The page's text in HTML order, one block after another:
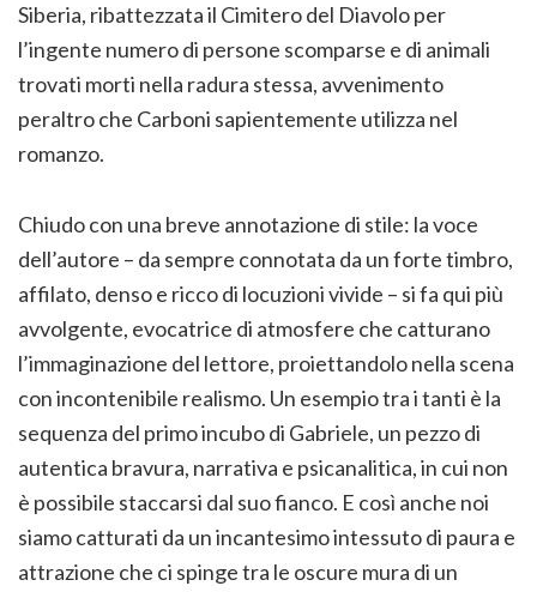
Siberia, ribattezzata il Cimitero del Diavolo per
l’ingente numero di persone scomparse e di animali
trovati morti nella radura stessa, avvenimento
peraltro che Carboni sapientemente utilizza nel
romanzo.
Chiudo con una breve annotazione di stile: la voce
dell’autore – da sempre connotata da un forte timbro,
affilato, denso e ricco di locuzioni vivide – si fa qui più
avvolgente, evocatrice di atmosfere che catturano
l’immaginazione del lettore, proiettandolo nella scena
con incontenibile realismo. Un esempio tra i tanti è la
sequenza del primo incubo di Gabriele, un pezzo di
autentica bravura, narrativa e psicanalitica, in cui non
è possibile staccarsi dal suo fianco. E così anche noi
siamo catturati da un incantesimo intessuto di paura e
attrazione che ci spinge tra le oscure mura di un